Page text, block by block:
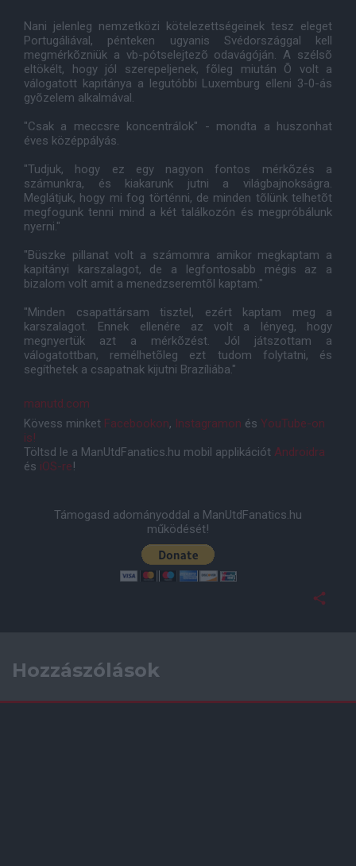
Nani jelenleg nemzetközi kötelezettségeinek tesz eleget
Portugáliával, pénteken ugyanis Svédországgal kell
megmérkõzniük a vb-pótselejtezõ odavágóján. A szélsõ
eltökélt, hogy jól szerepeljenek, fõleg miután Õ volt a
válogatott kapitánya a legutóbbi Luxemburg elleni 3-0-ás
gyõzelem alkalmával.
"Csak a meccsre koncentrálok" - mondta a huszonhat
éves középpályás.
"Tudjuk, hogy ez egy nagyon fontos mérkõzés a
számunkra, és kiakarunk jutni a világbajnokságra.
Meglátjuk, hogy mi fog történni, de minden tõlünk telhetõt
megfogunk tenni mind a két találkozón és megpróbálunk
nyerni."
"Büszke pillanat volt a számomra amikor megkaptam a
kapitányi karszalagot, de a legfontosabb mégis az a
bizalom volt amit a menedzseremtõl kaptam."
"Minden csapattársam tisztel, ezért kaptam meg a
karszalagot. Ennek ellenére az volt a lényeg, hogy
megnyertük azt a mérkõzést. Jól játszottam a
válogatottban, remélhetõleg ezt tudom folytatni, és
segíthetek a csapatnak kijutni Brazíliába."
manutd.com
Kövess minket Facebookon, Instagramon és YouTube-on
is!
Töltsd le a ManUtdFanatics.hu mobil applikációt Androidra
és iOS-re!
Támogasd adományoddal a ManUtdFanatics.hu
működését!
Hozzászólások